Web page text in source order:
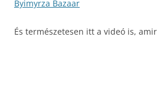
Byimyrza Bazaar
És természetesen itt a videó is,